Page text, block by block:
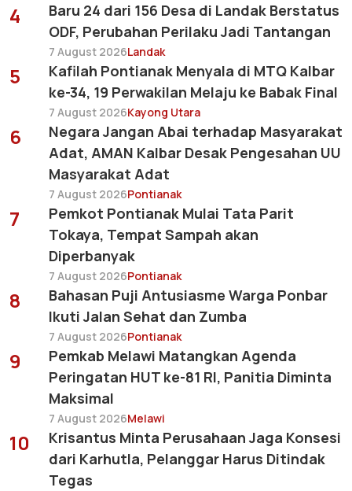
4
Baru 24 dari 156 Desa di Landak Berstatus
ODF, Perubahan Perilaku Jadi Tantangan
7 August 2026Landak
5
Kafilah Pontianak Menyala di MTQ Kalbar
ke-34, 19 Perwakilan Melaju ke Babak Final
7 August 2026Kayong Utara
6
Negara Jangan Abai terhadap Masyarakat
Adat, AMAN Kalbar Desak Pengesahan UU
Masyarakat Adat
7 August 2026Pontianak
7
Pemkot Pontianak Mulai Tata Parit
Tokaya, Tempat Sampah akan
Diperbanyak
7 August 2026Pontianak
8
Bahasan Puji Antusiasme Warga Ponbar
Ikuti Jalan Sehat dan Zumba
7 August 2026Pontianak
9
Pemkab Melawi Matangkan Agenda
Peringatan HUT ke-81 RI, Panitia Diminta
Maksimal
7 August 2026Melawi
10
Krisantus Minta Perusahaan Jaga Konsesi
dari Karhutla, Pelanggar Harus Ditindak
Tegas